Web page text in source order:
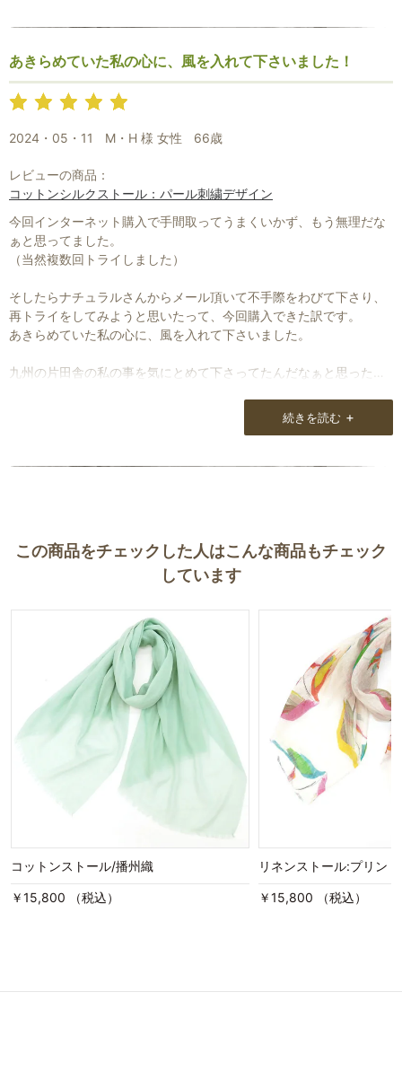
あきらめていた私の心に、風を入れて下さいました！
2024・05・11 M・H 様 女性 66歳
レビューの商品：
コットンシルクストール：パール刺繍デザイン
今回インターネット購入で手間取ってうまくいかず、もう無理だな
ぁと思ってました。
（当然複数回トライしました）
そしたらナチュラルさんからメール頂いて不手際をわびて下さり、
再トライをしてみようと思いたって、今回購入できた訳です。
あきらめていた私の心に、風を入れて下さいました。
九州の片田舎の私の事を気にとめて下さってたんだなぁと思ったら
3枚購入させて頂きましたが、もう身に付けて外出しております
回りからの評判も上々です！！
続きを読む +
この商品をチェックした人はこんな商品もチェック
しています
コットンストール/播州織
￥15,800 （税込）
リネンストール:プリン
￥15,800 （税込）